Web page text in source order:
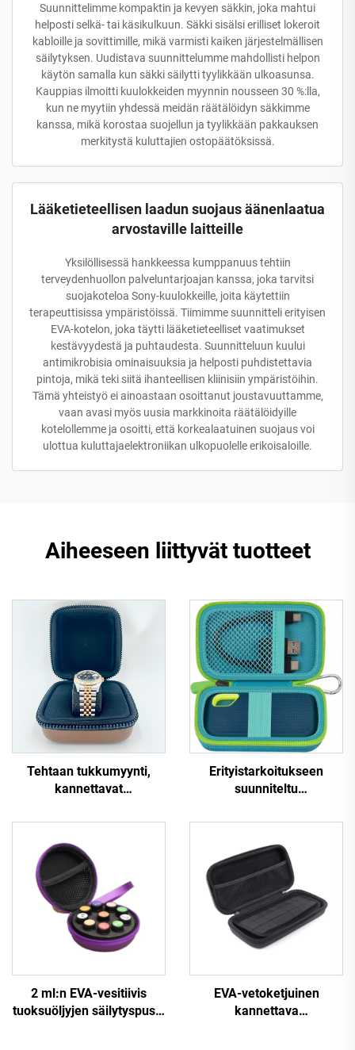
Suunnittelimme kompaktin ja kevyen säkkin, joka mahtui
helposti selkä- tai käsikulkuun. Säkki sisälsi erilliset lokeroit
kabloille ja sovittimille, mikä varmisti kaiken järjestelmällisen
säilytyksen. Uudistava suunnittelumme mahdollisti helpon
käytön samalla kun säkki säilytti tyylikkään ulkoasunsa.
Kauppias ilmoitti kuulokkeiden myynnin nousseen 30 %:lla,
kun ne myytiin yhdessä meidän räätälöidyn säkkimme
kanssa, mikä korostaa suojellun ja tyylikkään pakkauksen
merkitystä kuluttajien ostopäätöksissä.
Lääketieteellisen laadun suojaus äänenlaatua
arvostaville laitteille
Yksilöllisessä hankkeessa kumppanuus tehtiin
terveydenhuollon palveluntarjoajan kanssa, joka tarvitsi
suojakoteloa Sony-kuulokkeille, joita käytettiin
terapeuttisissa ympäristöissä. Tiimimme suunnitteli erityisen
EVA-kotelon, joka täytti lääketieteelliset vaatimukset
kestävyydestä ja puhtaudesta. Suunnitteluun kuului
antimikrobisia ominaisuuksia ja helposti puhdistettavia
pintoja, mikä teki siitä ihanteellisen kliinisiin ympäristöihin.
Tämä yhteistyö ei ainoastaan osoittanut joustavuuttamme,
vaan avasi myös uusia markkinoita räätälöidyille
kotelollemme ja osoitti, että korkealaatuinen suojaus voi
ulottua kuluttajaelektroniikan ulkopuolelle erikoisaloille.
Aiheeseen liittyvät tuotteet
Tehtaan tukkumyynti,
kannettavat
näyttölaatikot 40 mm:n
luksuskelloille
Erityistarkoitukseen
suunniteltu
kryptovaluuttojen ja USB-
kaapelien sekä laitteiston
kuljetusta varten
2 ml:n EVA-vesitiivis
tuoksuöljyjen säilytyspussi
EVA-vetoketjuinen
kannettava